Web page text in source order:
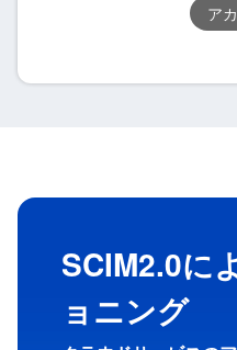
ア
SCIM2.0に
ョニング